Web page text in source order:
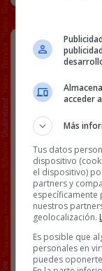
Igual hay
patrón
clima y
menos
@
acceder
Más
Tus datos
dispositivo
el dispositivo)
partners y
nuestros
geolocalización.
Es posible que
personales en
puedes